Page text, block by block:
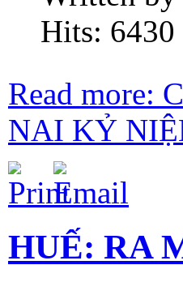
Hits: 6430
Read more:
NAI KỶ
HUẾ: RA